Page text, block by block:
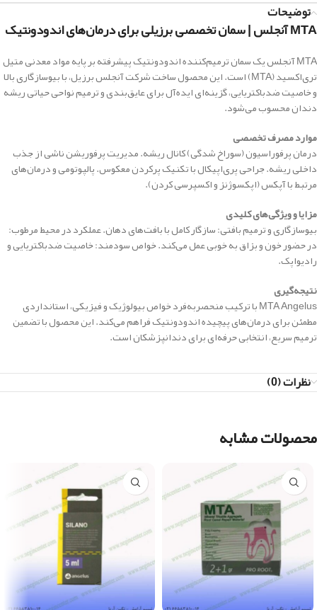
توضیحات
MTA آنجلس | سمان تخصصی برزیلی برای درمان‌های اندودونتیک
MTA آنجلس یک سمان ترمیم‌کننده اندودونتیک پیشرفته بر پایه مواد معدنی متیل
تری‌اکسید (MTA) است. این محصول ساخت شرکت آنجلس برزیل، با بیوسازگاری بالا
و خاصیت ضدباکتریایی، گزینه‌ای ایده‌آل برای عایق‌بندی و ترمیم نواحی حیاتی ریشه
دندان محسوب می‌شود.
موارد مصرف تخصصی
درمان پرفوراسیون (سوراخ شدگی) کانال ریشه. مدیریت پرفوریشن ناشی از جذب
داخلی ریشه. جراحی پری‌اپیکال با تکنیک پرکردن معکوس. پالپوتومی و درمان‌های
مرتبط با آپکس (اپکسوژنز و اکسپرسی کردن).
مزایا و ویژگی‌های کلیدی
بیوسازگاری و ترمیم بافتی: سازگار کامل با بافت‌های دهان. عملکرد در محیط مرطوب:
در حضور خون و بزاق به خوبی عمل می‌کند. خواص سودمند: خاصیت ضدباکتریایی و
رادیواپک.
نتیجه‌گیری
MTA Angelus با ترکیب منحصربه‌فرد خواص بیولوژیک و فیزیکی، استانداردی
مطمئن برای درمان‌های پیچیده اندودونتیک فراهم می‌کند. این محصول با تضمین
ترمیم سریع، انتخابی حرفه‌ای برای دندانپزشکان است.
نظرات (0)
محصولات مشابه